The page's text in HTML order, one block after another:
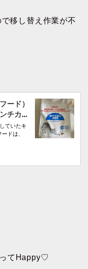
移し替え作業が不
てHappy♡